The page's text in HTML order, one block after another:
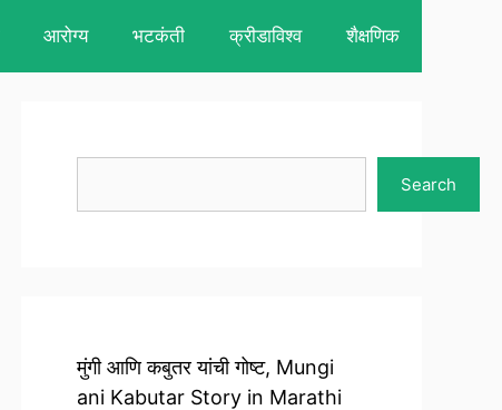
आरोग्य भटकंती क्रीडाविश्व शैक्षणिक
Search
मुंगी आणि कबुतर यांची गोष्ट, Mungi
ani Kabutar Story in Marathi